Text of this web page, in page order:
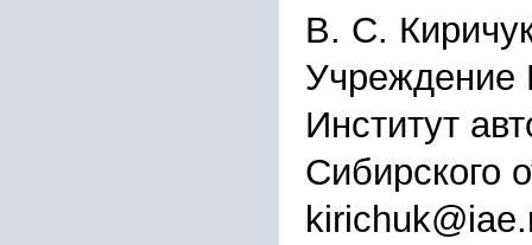
В. С.
Учреждение
Институт
Сибирского